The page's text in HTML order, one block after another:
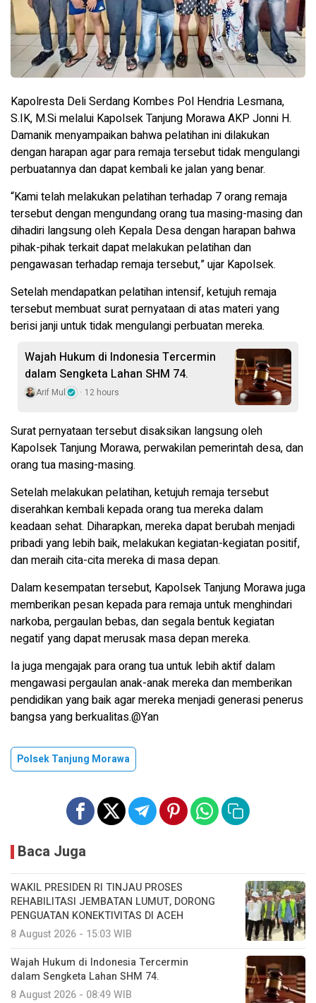
Kapolresta Deli Serdang Kombes Pol Hendria Lesmana,
S.IK, M.Si melalui Kapolsek Tanjung Morawa AKP Jonni H.
Damanik menyampaikan bahwa pelatihan ini dilakukan
dengan harapan agar para remaja tersebut tidak mengulangi
perbuatannya dan dapat kembali ke jalan yang benar.
“Kami telah melakukan pelatihan terhadap 7 orang remaja
tersebut dengan mengundang orang tua masing-masing dan
dihadiri langsung oleh Kepala Desa dengan harapan bahwa
pihak-pihak terkait dapat melakukan pelatihan dan
pengawasan terhadap remaja tersebut,” ujar Kapolsek.
Setelah mendapatkan pelatihan intensif, ketujuh remaja
tersebut membuat surat pernyataan di atas materi yang
berisi janji untuk tidak mengulangi perbuatan mereka.
Wajah Hukum di Indonesia Tercermin
dalam Sengketa Lahan SHM 74.
Arif Mul 12 hours
Surat pernyataan tersebut disaksikan langsung oleh
Kapolsek Tanjung Morawa, perwakilan pemerintah desa, dan
orang tua masing-masing.
Setelah melakukan pelatihan, ketujuh remaja tersebut
diserahkan kembali kepada orang tua mereka dalam
keadaan sehat. Diharapkan, mereka dapat berubah menjadi
pribadi yang lebih baik, melakukan kegiatan-kegiatan positif,
dan meraih cita-cita mereka di masa depan.
Dalam kesempatan tersebut, Kapolsek Tanjung Morawa juga
memberikan pesan kepada para remaja untuk menghindari
narkoba, pergaulan bebas, dan segala bentuk kegiatan
negatif yang dapat merusak masa depan mereka.
Ia juga mengajak para orang tua untuk lebih aktif dalam
mengawasi pergaulan anak-anak mereka dan memberikan
pendidikan yang baik agar mereka menjadi generasi penerus
bangsa yang berkualitas.@Yan
Polsek Tanjung Morawa
Baca Juga
WAKIL PRESIDEN RI TINJAU PROSES
REHABILITASI JEMBATAN LUMUT, DORONG
PENGUATAN KONEKTIVITAS DI ACEH
8 August 2026 - 15:03 WIB
Wajah Hukum di Indonesia Tercermin
dalam Sengketa Lahan SHM 74.
8 August 2026 - 08:49 WIB